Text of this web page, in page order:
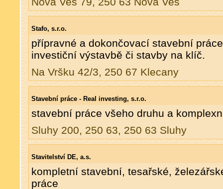
Stafo, s.r.o.
přípravné a dokončovací stavební
investiční výstavbě či stavby na klíč.
Na Vršku 42/3, 250 67 Klecany
Stavební práce - Real investing, s.r.o.
stavební práce všeho druhu a
Sluhy 200, 250 63, 250 63 Sluhy
Stavitelství DE, a.s.
kompletní stavební, tesařské,
práce